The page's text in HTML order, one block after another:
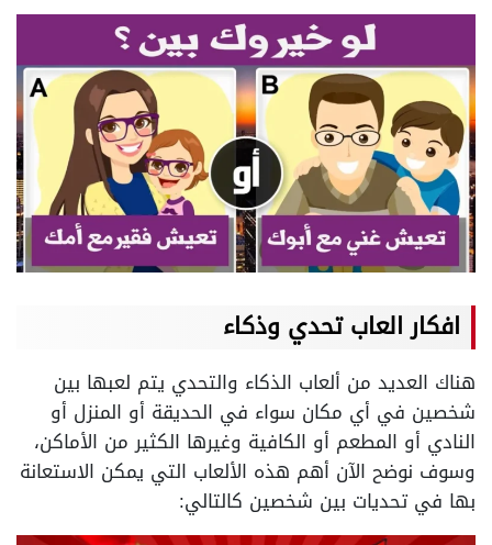
افكار العاب تحدي وذكاء
هناك العديد من ألعاب الذكاء والتحدي يتم لعبها بين
شخصين في أي مكان سواء في الحديقة أو المنزل أو
النادي أو المطعم أو الكافية وغيرها الكثير من الأماكن،
وسوف نوضح الآن أهم هذه الألعاب التي يمكن الاستعانة
بها في تحديات بين شخصين كالتالي: